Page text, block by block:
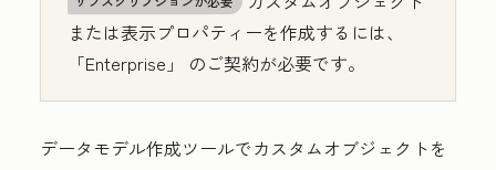
または表示プロパティーを作成するには、
「Enterprise」 のご契約が必要です。
データモデル作成ツールでカスタムオブジェクトを